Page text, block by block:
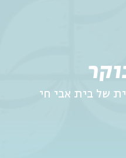
של בית אבי חי